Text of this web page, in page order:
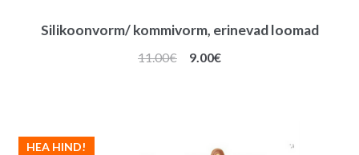
Silikoonvorm/ kommivorm, erinevad loomad
11.00€
Algne
9.00€Praegune
HEA HIND!